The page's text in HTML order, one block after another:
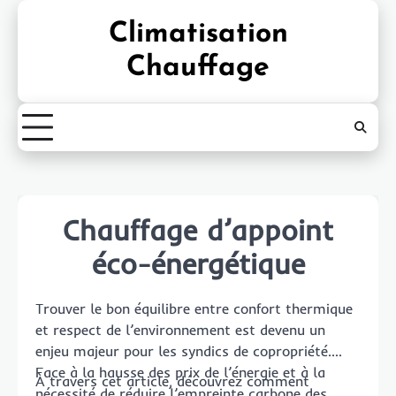
Climatisation
Chauffage
Chauffage d’appoint
éco-énergétique
Trouver le bon équilibre entre confort thermique
et respect de l’environnement est devenu un
enjeu majeur pour les syndics de copropriété.
Face à la hausse des prix de l’énergie et à la
À travers cet article, découvrez comment